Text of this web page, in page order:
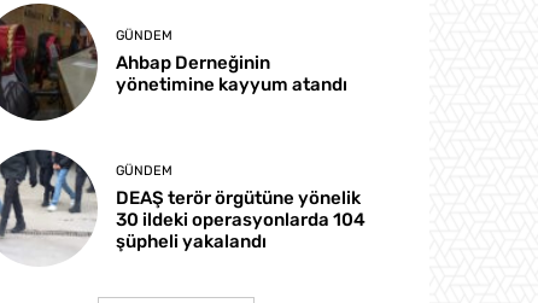
GÜNDEM
Ahbap Derneğinin
yönetimine kayyum atandı
GÜNDEM
DEAŞ terör örgütüne yönelik
30 ildeki operasyonlarda 104
şüpheli yakalandı